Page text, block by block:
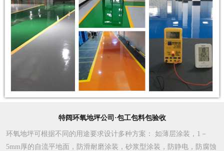
特阔环氧地坪公司·包工包料包验收
环氧地坪可根据不同的用途要求设计多种方案 ： 如薄层涂装，1－
5mm厚的自流平地面，防滑耐磨涂装，砂浆型涂装，防静电，防腐蚀